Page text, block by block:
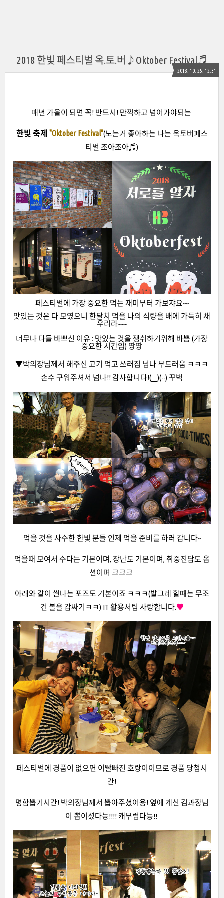
2018 한빛 페스티벌 옥.토.버♪Oktober Festival♬
2018. 10. 25. 12:31
매년 가을이 되면 꼭! 반드시! 만끽하고 넘어가야되는
한빛 축제 "Oktober Festival"(노는거 좋아하는 나는 옥토버페스
티벌 조아조아♬)
페스티벌에 가장 중요한 먹는 재미부터 가보쟈요~~
맛있는 것은 다 모였으니 한달치 먹을 나의 식량을 배에 가득히 채
우리라~~~
너무나 다들 바쁘신 이유 : 맛있는 것을 쟁취하기위해 바쁨 (가장
중요한 시간임) 땅땅
▼박의장님께서 해주신 고기 먹고 쓰러짐 넘나 부드러움 ㅋㅋㅋ
손수 구워주셔서 넘나!! 감사합니다!(__)(--) 꾸벅
먹을 것을 사수한 한빛 분들 인제 먹을 준비를 하러 갑니다~
먹을때 모여서 수다는 기본이며, 장난도 기본이며, 취중진담도 옵
션이며 크크크
아래와 같이 씐나는 포즈도 기본이죠 ㅋㅋㅋ(발그레 할때는 무조
건 볼을 감싸기ㅋㅋ) IT 활용서팀 사랑합니다.♥
페스티벌에 경품이 없으면 이빨빠진 호랑이이므로 경품 당첨시
간!
명함뽑기시간! 박의장님께서 뽑아주셨어용! 옆에 계신 김과장님
이 뽑이셨다능!!!! 캐부럽다능!!